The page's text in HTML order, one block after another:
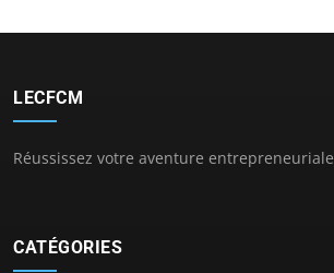
LECFCM
Réussissez votre aventure entrepreneuriale
CATÉGORIES